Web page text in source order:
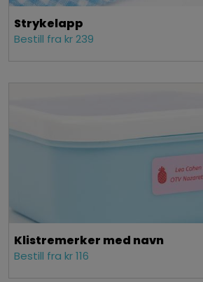
Strykelapp
Bestill fra kr 239
Klistremerker med navn
Bestill fra kr 116